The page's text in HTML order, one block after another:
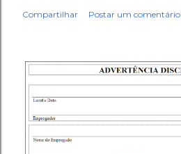
Compartilhar Postar um comentário